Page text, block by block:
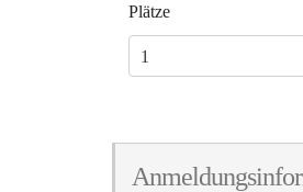
Plätze